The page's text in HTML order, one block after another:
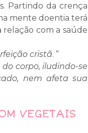
Partindo da crença
mente doentia terá
com a saúde
cristã. ”
corpo, iludindo-se
nem afeta sua
VEGETAIS